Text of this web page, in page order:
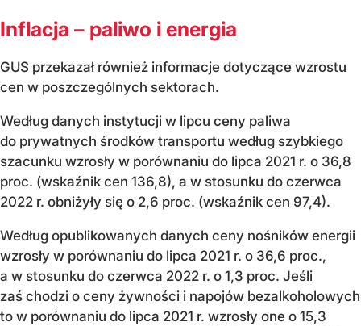
Inflacja – paliwo i energia
GUS przekazał również informacje dotyczące wzrostu
cen w poszczególnych sektorach.
Według danych instytucji w lipcu ceny paliwa
do prywatnych środków transportu według szybkiego
szacunku wzrosły w porównaniu do lipca 2021 r. o 36,8
proc. (wskaźnik cen 136,8), a w stosunku do czerwca
2022 r. obniżyły się o 2,6 proc. (wskaźnik cen 97,4).
Według opublikowanych danych ceny nośników energii
wzrosły w porównaniu do lipca 2021 r. o 36,6 proc.,
a w stosunku do czerwca 2022 r. o 1,3 proc. Jeśli
zaś chodzi o ceny żywności i napojów bezalkoholowych
to w porównaniu do lipca 2021 r. wzrosły one o 15,3